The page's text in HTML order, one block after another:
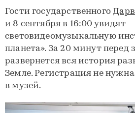
Гости государственного
и 8 сентября в 16:00 увидят
световидеомузыкальную
планета». За 20 минут перед
развернется вся история
Земле. Регистрация не
в музей.